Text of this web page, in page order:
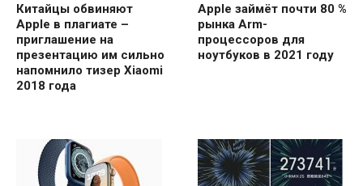
Китайцы обвиняют
Apple в плагиате –
приглашение на
презентацию им сильно
напомнило тизер Xiaomi
2018 года
Apple займёт почти 80 %
рынка Arm-
процессоров для
ноутбуков в 2021 году